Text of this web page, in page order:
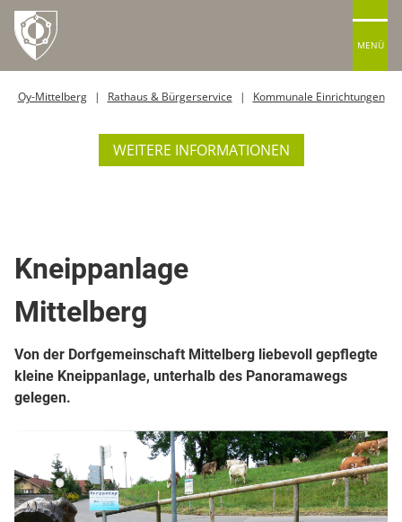
MENÜ
Oy-Mittelberg Rathaus & Bürgerservice Kommunale Einrichtungen
WEITERE INFORMATIONEN
Kneippanlage
Mittelberg
Von der Dorfgemeinschaft Mittelberg liebevoll gepflegte
kleine Kneippanlage, unterhalb des Panoramawegs
gelegen.